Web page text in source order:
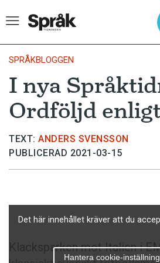
Hem
Artiklar
Krönikor
Språkfrågor
Bokrecensioner
Kviss
Podden
SPRÅKBLOGGEN
I nya
Ordföljd
TEXT: ANDERS SVENSSON
PUBLICERAD 2021-03-15
Det här innehållet kräver att du
Hantera cookie-
Klacksparken mot Italien i